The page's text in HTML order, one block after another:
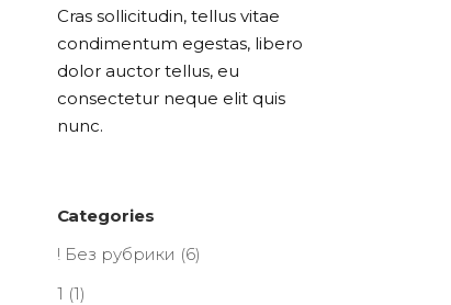
Cras sollicitudin, tellus vitae
condimentum egestas, libero
dolor auctor tellus, eu
consectetur neque elit quis
nunc.
Categories
! Без рубрики (6)
1 (1)